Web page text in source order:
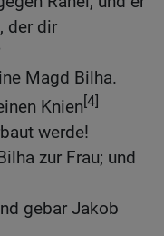
der dir
Magd Bilha.
Knien[4]
werde!
zur Frau; und
gebar Jakob